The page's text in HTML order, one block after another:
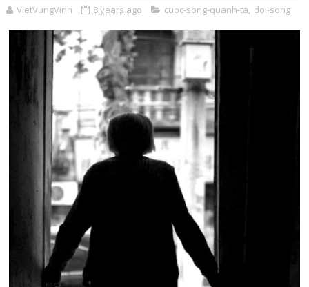
VietVungVinh 8 years ago cuoc-song-quanh-ta, doi-song